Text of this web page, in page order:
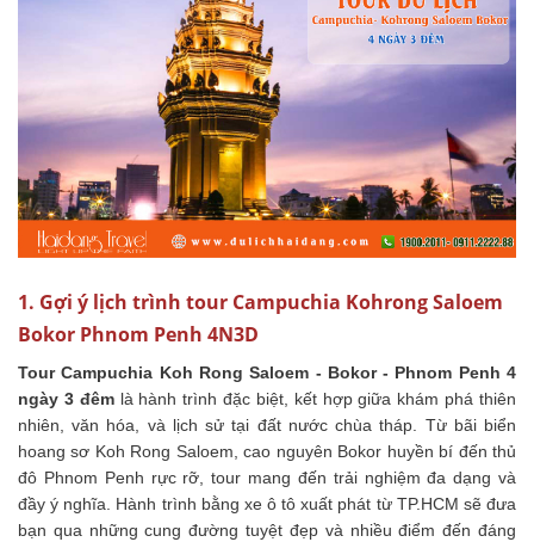
1. Gợi ý lịch trình tour Campuchia Kohrong Saloem
Bokor Phnom Penh 4N3D
Tour Campuchia Koh Rong Saloem - Bokor - Phnom Penh 4
ngày 3 đêmlà hành trình đặc biệt, kết hợp giữa khám phá thiên
nhiên, văn hóa, và lịch sử tại đất nước chùa tháp. Từ bãi biển
hoang sơ Koh Rong Saloem, cao nguyên Bokor huyền bí đến thủ
đô Phnom Penh rực rỡ, tour mang đến trải nghiệm đa dạng và
đầy ý nghĩa. Hành trình bằng xe ô tô xuất phát từ TP.HCM sẽ đưa
bạn qua những cung đường tuyệt đẹp và nhiều điểm đến đáng